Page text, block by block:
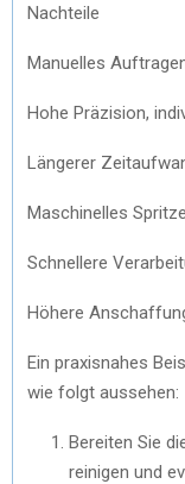
Nachteile
Manuelles
Hohe Präzision,
Längerer
Maschinelles
Schnellere
Höhere
Ein praxisnahes
wie folgt aussehen:
Bereiten Sie
reinigen und